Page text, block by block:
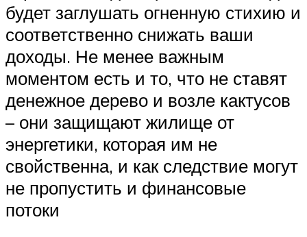
будет заглушать огненную стихию и
соответственно снижать ваши
доходы. Не менее важным
моментом есть и то, что не ставят
денежное дерево и возле кактусов
– они защищают жилище от
энергетики, которая им не
свойственна, и как следствие могут
не пропустить и финансовые
потоки